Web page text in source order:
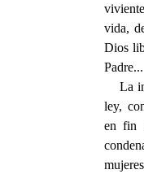
vida,
Dios
Padre...
La
ley,
en fin